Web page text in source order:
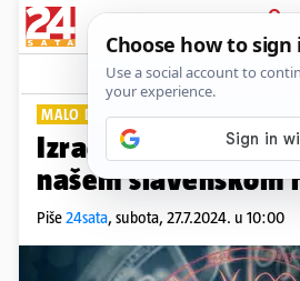
PRIJAVA
Lifestyle
MALO DRUGAČIJI
Izračunajte koji ste
našem slavenskom
Piše24sata, subota, 27.7.2024. u 10:00